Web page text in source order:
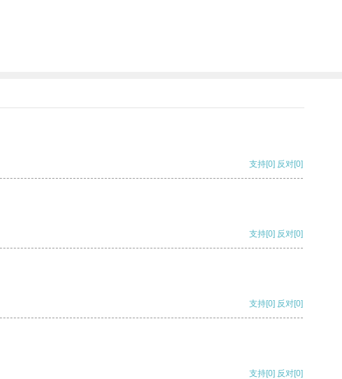
支持[0] 反对[0]
支持[0] 反对[0]
支持[0] 反对[0]
支持[0] 反对[0]